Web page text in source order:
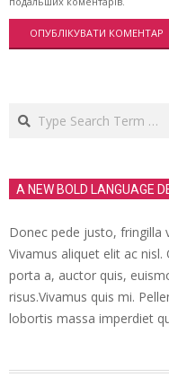
Search
A NEW BOLD LANGUAGE
Donec pede justo, fringilla
Vivamus aliquet elit ac
porta a, auctor quis,
risus.Vivamus quis mi.
lobortis massa imperdiet